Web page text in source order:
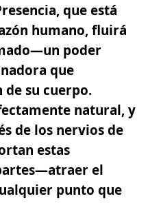
que está
humano, fluirá
poder
que
su cuerpo.
natural, y
de los nervios de
estas
el
punto que